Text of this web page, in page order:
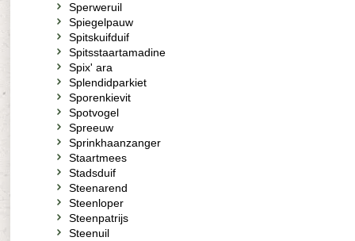
Sperweruil
Spiegelpauw
Spitskuifduif
Spitsstaartamadine
Spix' ara
Splendidparkiet
Sporenkievit
Spotvogel
Spreeuw
Sprinkhaanzanger
Staartmees
Stadsduif
Steenarend
Steenloper
Steenpatrijs
Steenuil